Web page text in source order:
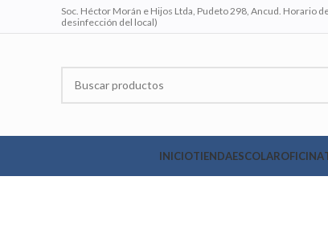
Soc. Héctor Morán e Hijos Ltda, Pudeto 298, Ancud. Horario
desinfección del local)
INICIOTIENDAESCOLAROFICINA